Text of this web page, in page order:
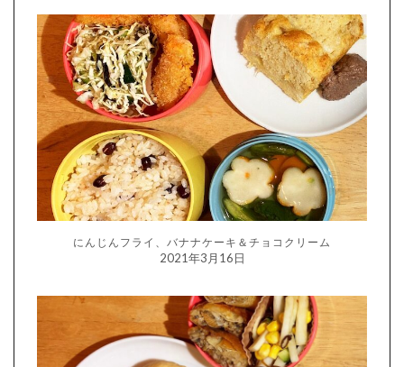
にんじんフライ、バナナケーキ＆チョコクリーム
2021年3月16日